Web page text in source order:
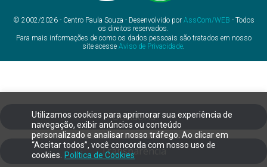
Utilizamos cookies para aprimorar sua experiência de
navegação, exibir anúncios ou conteúdo
personalizado e analisar nosso tráfego. Ao clicar em
“Aceitar todos”, você concorda com nosso uso de
cookies.
Política de Cookies
© 2002/2026 - Centro Paula Souza - Desenvolvido por AssCom/WEB - Todos
os direitos reservados.
Para mais informações de como os dados pessoais são tratados em nosso
site acesse Aviso de Privacidade.
Ouvidoria
Transparência